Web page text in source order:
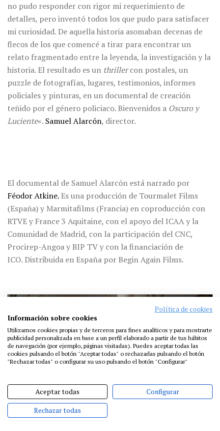
no pudo responder con rigor mi requerimiento de
detalles, pero inventó todos los que pudo para satisfacer
mi curiosidad. De aquella historia asomaban decenas de
flecos de los que comencé a tirar para encontrar un
relato fragmentado entre la leyenda, la investigación y la
historia. El resultado es un thrillercon postales, un
puzzle de fotografías, lugares, testimonios, informes
policiales y pinturas, en un documental de creación
teñido por el género policiaco. Bienvenidos a Oscuro y
Luciente«. Samuel Alarcón, director.
El documental de Samuel Alarcón está narrado por
Féodor Atkine. Es una producción de Tourmalet Films
(España) y Marmitafilms (Francia) en coproducción con
RTVE y France 3 Aquitaine, con el apoyo del ICAA y la
Comunidad de Madrid, con la participación del CNC,
Procirep-Angoa y BIP TV y con la financiación de
ICO. Distribuida en España por Begin Again Films.
Política de cookies
Información sobre cookies
Utilizamos cookies propias y de terceros para fines analíticos y para mostrarte
publicidad personalizada en base a un perfil elaborado a partir de tus hábitos
de navegación (por ejemplo, páginas visitadas). Puedes aceptar todas las
cookies pulsando el botón "Aceptar todas" o rechazarlas pulsando el botón
"Rechazar todas" o configurar su uso pulsando el botón "Configurar"
Aceptar todas Configurar
Rechazar todas